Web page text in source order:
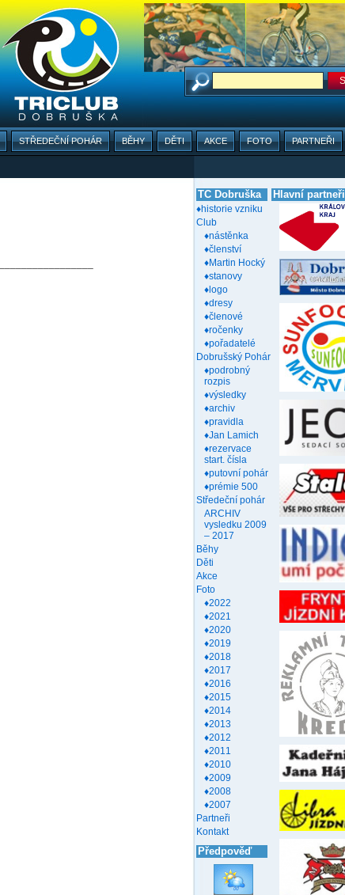
STŘEDEČNÍ POHÁR BĚHY DĚTI AKCE FOTO PARTNEŘI
TC Dobruška
♦historie vzniku
Club
♦nástěnka
♦členství
♦Martin Hocký
♦stanovy
♦logo
♦dresy
♦členové
♦ročenky
♦pořadatelé
Dobrušský Pohár
♦podrobný
rozpis
♦výsledky
♦archiv
♦pravidla
♦Jan Lamich
♦rezervace
start. čísla
♦putovní pohár
♦prémie 500
Středeční pohár
ARCHIV
vysledku 2009
– 2017
Běhy
Děti
Akce
Foto
♦2022
♦2021
♦2020
♦2019
♦2018
♦2017
♦2016
♦2015
♦2014
♦2013
♦2012
♦2011
♦2010
♦2009
♦2008
♦2007
Partneři
Kontakt
Předpověď
Hlavní partneři